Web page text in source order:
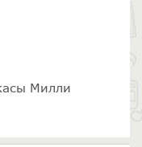
Милли